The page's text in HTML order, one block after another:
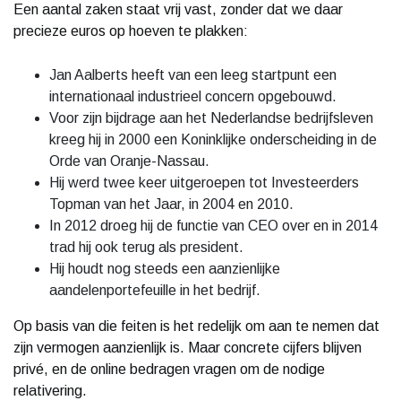
Een aantal zaken staat vrij vast, zonder dat we daar
precieze euros op hoeven te plakken:
Jan Aalberts heeft van een leeg startpunt een
internationaal industrieel concern opgebouwd.
Voor zijn bijdrage aan het Nederlandse bedrijfsleven
kreeg hij in 2000 een Koninklijke onderscheiding in de
Orde van Oranje-Nassau.
Hij werd twee keer uitgeroepen tot Investeerders
Topman van het Jaar, in 2004 en 2010.
In 2012 droeg hij de functie van CEO over en in 2014
trad hij ook terug als president.
Hij houdt nog steeds een aanzienlijke
aandelenportefeuille in het bedrijf.
Op basis van die feiten is het redelijk om aan te nemen dat
zijn vermogen aanzienlijk is. Maar concrete cijfers blijven
privé, en de online bedragen vragen om de nodige
relativering.